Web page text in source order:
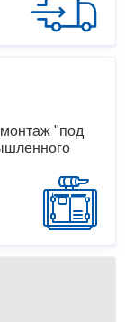
"под